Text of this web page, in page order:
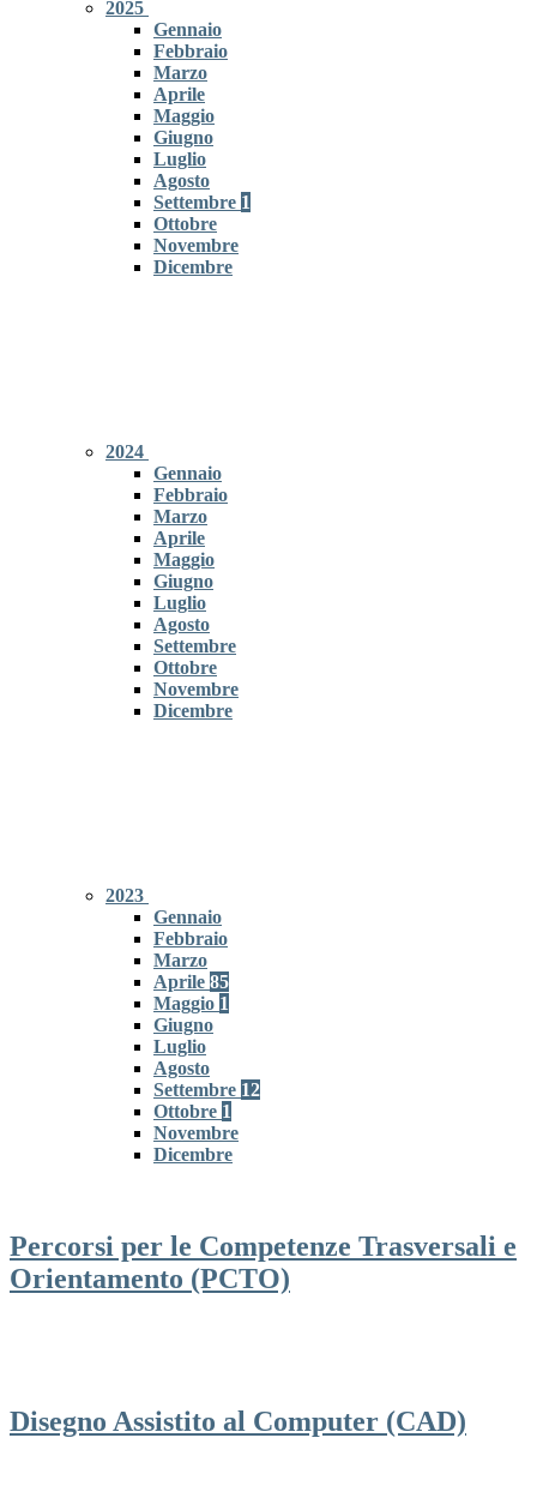
2025
Gennaio
Febbraio
Marzo
Aprile
Maggio
Giugno
Luglio
Agosto
Settembre 1
Ottobre
Novembre
Dicembre
2024
Gennaio
Febbraio
Marzo
Aprile
Maggio
Giugno
Luglio
Agosto
Settembre
Ottobre
Novembre
Dicembre
2023
Gennaio
Febbraio
Marzo
Aprile 85
Maggio 1
Giugno
Luglio
Agosto
Settembre 12
Ottobre 1
Novembre
Dicembre
Percorsi per le Competenze Trasversali e
Orientamento (PCTO)
Disegno Assistito al Computer (CAD)